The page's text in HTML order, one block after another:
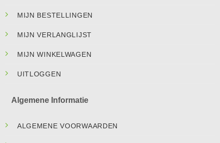
MIJN BESTELLINGEN
MIJN VERLANGLIJST
MIJN WINKELWAGEN
UITLOGGEN
Algemene Informatie
ALGEMENE VOORWAARDEN